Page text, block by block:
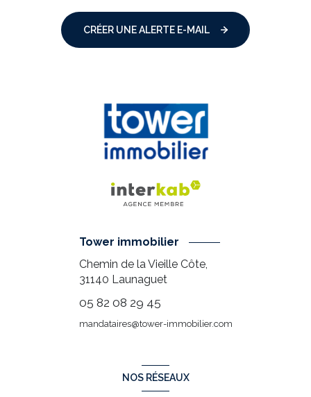
CRÉER UNE ALERTE E-MAIL
Tower immobilier
Chemin de la Vieille Côte,
31140 Launaguet
05 82 08 29 45
mandataires@tower-immobilier.com
NOS RÉSEAUX